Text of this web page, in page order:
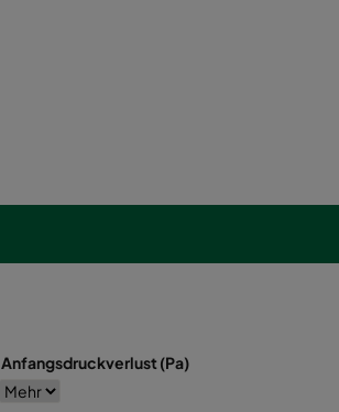
Anfangsdruckverlust (Pa)